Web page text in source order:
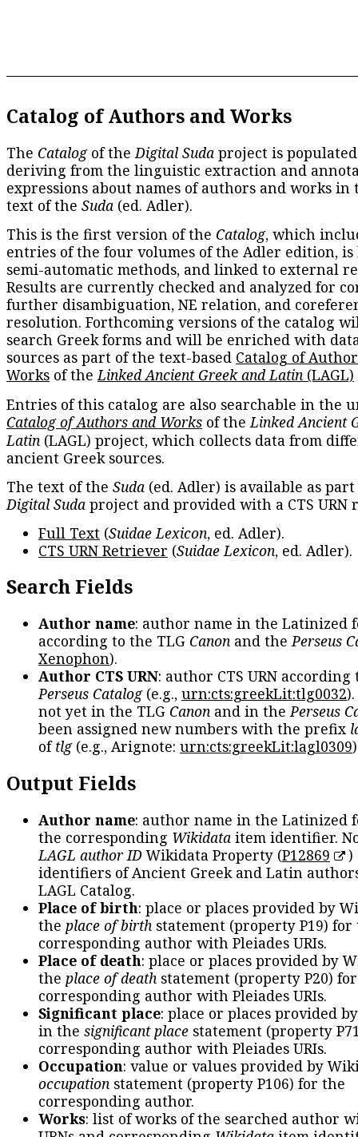
Catalog of Authors and Works
The Catalogof theDigital Suda project is
deriving from the linguistic extraction and
expressions about names of authors and works in
text of the Suda (ed. Adler).
This is the first version of the Catalog, which
entries of the four volumes of the Adler edition, is
semi-automatic methods, and linked to external
Results are currently checked and analyzed for
further disambiguation, NE relation, and
resolution. Forthcoming versions of the catalog
search Greek forms and will be enriched with
sources as part of the text-based Catalog of
Works of theLinked Ancient Greek and Latin (LAGL)
Entries of this catalog are also searchable in the
Catalog of Authors and Works of theLinked Ancient
Latin (LAGL) project, which collects data from
ancient Greek sources.
The text of the Suda (ed. Adler) is available as
Digital Suda project and provided with a CTS URN
Full Text (Suidae Lexicon, ed. Adler).
CTS URN Retriever (Suidae Lexicon, ed. Adler).
Search Fields
Author name: author name in the Latinized
according to the TLG Canon and thePerseus
Xenophon).
Author CTS URN: author CTS URN according
Perseus Catalog(e.g., urn:cts:greekLit:tlg0032
not yet in the TLG Canon and in thePerseus
been assigned new numbers with the prefix
oftlg(e.g., Arignote: urn:cts:greekLit:lagl0309
Output Fields
Author name: author name in the Latinized
the corresponding Wikidata item identifier.
LAGL author IDWikidata Property (P12869
)
identifiers of Ancient Greek and Latin
LAGL Catalog.
Place of birth: place or places provided by
the place of birth statement (property P19) for
corresponding author with Pleiades URIs.
Place of death: place or places provided by
the place of death statement (property P20)
corresponding author with Pleiades URIs.
Significant place: place or places provided
in the significant place statement (property
corresponding author with Pleiades URIs.
Occupation: value or values provided by
occupation statement (property P106) for the
corresponding author.
Works: list of works of the searched author